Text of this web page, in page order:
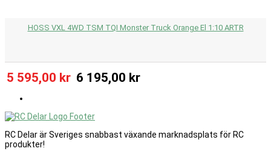
HOSS VXL 4WD TSM TQI Monster Truck Orange El 1:10 ARTR
5 595,00 kr 6 195,00 kr
RC Delar är Sveriges snabbast växande marknadsplats för RC
produkter!